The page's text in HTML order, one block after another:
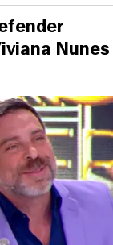
Nunes